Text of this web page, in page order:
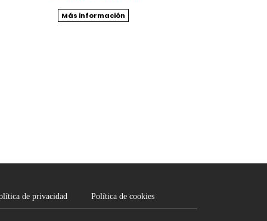
Más información
de privacidad Política de cookies